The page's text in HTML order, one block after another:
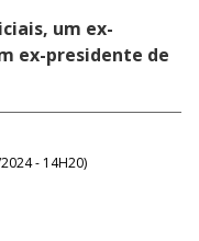
um ex-
ex-presidente de
- 14H20)